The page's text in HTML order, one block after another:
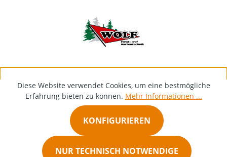
Diese Website verwendet Cookies, um eine bestmögliche
Erfahrung bieten zu können. Mehr Informationen ...
NUR TECHNISCH NOTWENDIGE
KONFIGURIEREN